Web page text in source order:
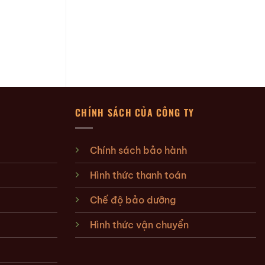
CHÍNH SÁCH CỦA CÔNG TY
Chính sách bảo hành
Hình thức thanh toán
Chế độ bảo dưỡng
Hình thức vận chuyển